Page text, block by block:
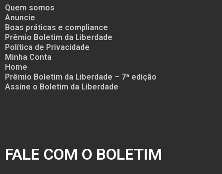
Quem somos
Anuncie
Boas práticas e compliance
Prêmio Boletim da Liberdade
Política de Privacidade
Minha Conta
Home
Prêmio Boletim da Liberdade – 7ª edição
Assine o Boletim da Liberdade
FALE COM O BOLETIM